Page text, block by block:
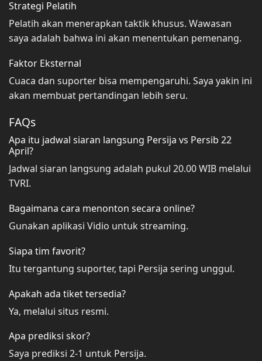
Strategi Pelatih
Pelatih akan menerapkan taktik khusus. Wawasan
saya adalah bahwa ini akan menentukan pemenang.
Faktor Eksternal
Cuaca dan suporter bisa mempengaruhi. Saya yakin ini
akan membuat pertandingan lebih seru.
FAQs
Apa itu jadwal siaran langsung Persija vs Persib 22
April?
Jadwal siaran langsung adalah pukul 20.00 WIB melalui
TVRI.
Bagaimana cara menonton secara online?
Gunakan aplikasi Vidio untuk streaming.
Siapa tim favorit?
Itu tergantung suporter, tapi Persija sering unggul.
Apakah ada tiket tersedia?
Ya, melalui situs resmi.
Apa prediksi skor?
Saya prediksi 2-1 untuk Persija.